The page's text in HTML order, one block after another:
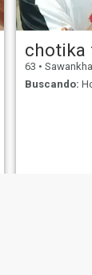
63 • Sawankhalok,
Buscando: